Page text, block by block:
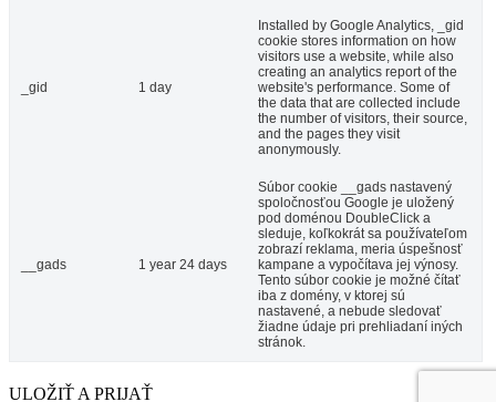
_gid 1 day
Installed by Google Analytics, _gid
cookie stores information on how
visitors use a website, while also
creating an analytics report of the
website's performance. Some of
the data that are collected include
the number of visitors, their source,
and the pages they visit
anonymously.
__gads 1 year 24 days
Súbor cookie __gads nastavený
spoločnosťou Google je uložený
pod doménou DoubleClick a
sleduje, koľkokrát sa používateľom
zobrazí reklama, meria úspešnosť
kampane a vypočítava jej výnosy.
Tento súbor cookie je možné čítať
iba z domény, v ktorej sú
nastavené, a nebude sledovať
žiadne údaje pri prehliadaní iných
stránok.
ULOŽIŤ A PRIJAŤ